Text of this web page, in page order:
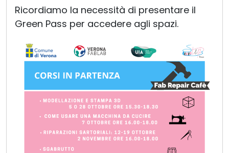
Ricordiamo la necessità di presentare il
Green Pass per accedere agli spazi.